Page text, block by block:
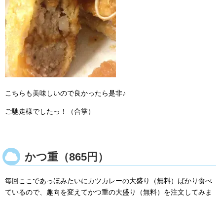
こちらも美味しいので良かったら是非♪
ご馳走様でしたっ！（合掌）
かつ重（865円）
毎回ここであっほみたいにカツカレーの大盛り（無料）ばかり食べ
ているので、趣向を変えてかつ重の大盛り（無料）を注文してみま